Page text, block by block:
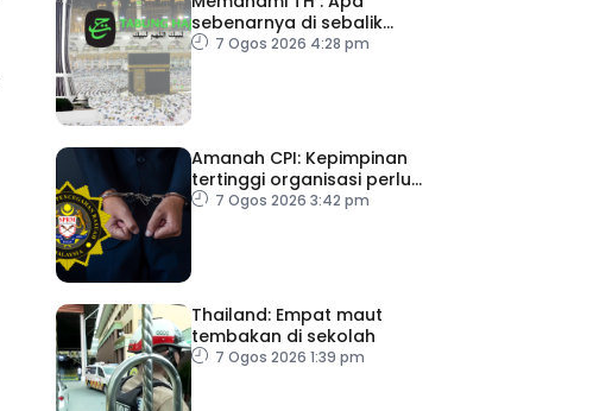
sebenarnya di sebalik
angka
7 Ogos 2026 4:28 pm
Amanah CPI: Kepimpinan
tertinggi organisasi perlu
pacu reformasi radikal
7 Ogos 2026 3:42 pm
Thailand: Empat maut
tembakan di sekolah
7 Ogos 2026 1:39 pm